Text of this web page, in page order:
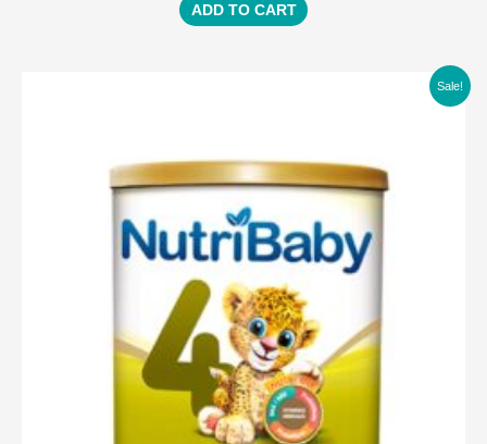
ADD TO CART
Sale!